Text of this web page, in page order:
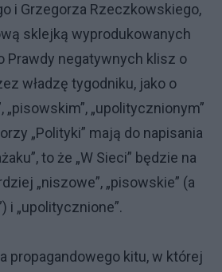
i Grzegorza Rzeczkowskiego,
sklejką wyprodukowanych
Prawdy negatywnych klisz o
władzę tygodniku, jako o
„pisowskim”, „upolitycznionym”
„Polityki” mają do napisania
to że „W Sieci” będzie na
„niszowe”, „pisowskie” (a
i „upolitycznione”.
propagandowego kitu, w której